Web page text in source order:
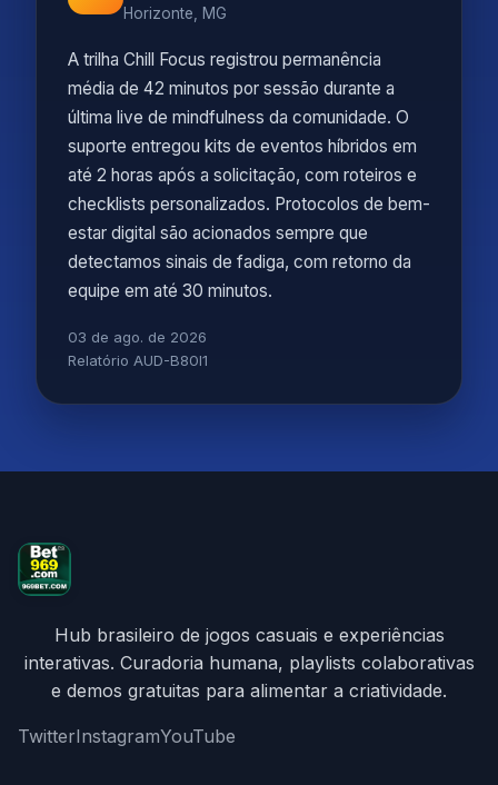
Horizonte, MG
A trilha Chill Focus registrou permanência
média de 42 minutos por sessão durante a
última live de mindfulness da comunidade. O
suporte entregou kits de eventos híbridos em
até 2 horas após a solicitação, com roteiros e
checklists personalizados. Protocolos de bem-
estar digital são acionados sempre que
detectamos sinais de fadiga, com retorno da
equipe em até 30 minutos.
03 de ago. de 2026
Relatório AUD-B80I1
Hub brasileiro de jogos casuais e experiências
interativas. Curadoria humana, playlists colaborativas
e demos gratuitas para alimentar a criatividade.
TwitterInstagramYouTube